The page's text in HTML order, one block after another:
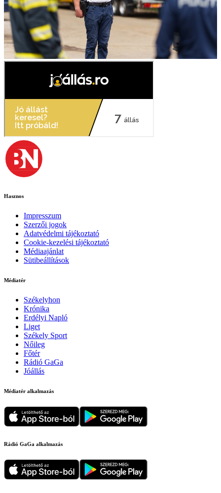
Hasznos
Impresszum
Szerzői jogok
Adatvédelmi tájékoztató
Cookie-kezelési tájékoztató
Médiaajánlat
Sütibeállítások
Médiatér
Székelyhon
Krónika
Erdélyi Napló
Liget
Székely Sport
Nőileg
Főtér
Rádió GaGa
Jóállás
Médiatér alkalmazás
Rádió GaGa alkalmazás